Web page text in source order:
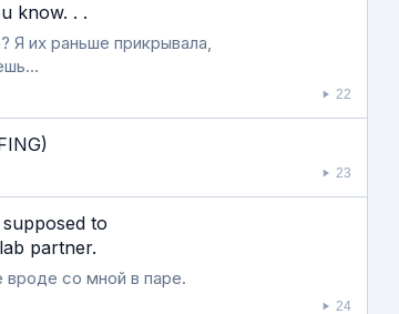
know. . .
Я их раньше прикрывала,
22
23
to
partner.
со мной в паре.
24